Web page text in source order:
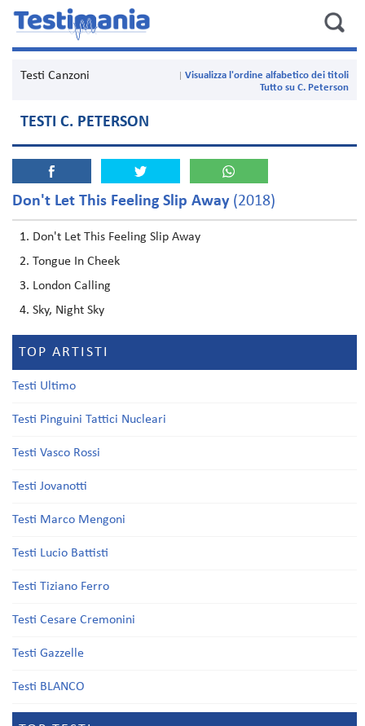
Testi Canzoni
Visualizza l'ordine alfabetico dei titoli
Tutto su C. Peterson
TESTI C. PETERSON
Don't Let This Feeling Slip Away(2018)
Don't Let This Feeling Slip Away
Tongue In Cheek
London Calling
Sky, Night Sky
TOP ARTISTI
Testi Ultimo
Testi Pinguini Tattici Nucleari
Testi Vasco Rossi
Testi Jovanotti
Testi Marco Mengoni
Testi Lucio Battisti
Testi Tiziano Ferro
Testi Cesare Cremonini
Testi Gazzelle
Testi BLANCO